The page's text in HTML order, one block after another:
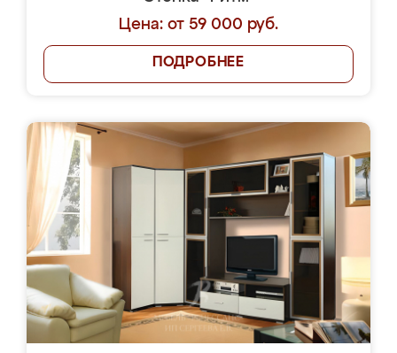
Цена: от 59 000 руб.
ПОДРОБНЕЕ